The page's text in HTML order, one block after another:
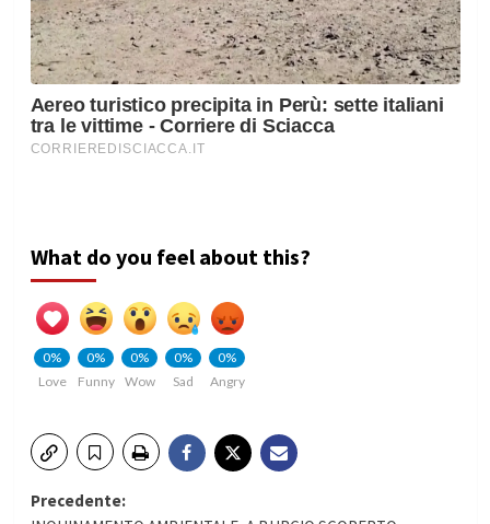
What do you feel about this?
0%
Love
0%
Funny
0%
Wow
0%
Sad
0%
Angry
Navigazione
Precedente: